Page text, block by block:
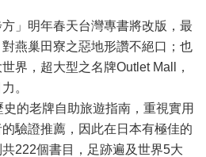
」明年春天台灣專書將改版，最
燕巢田寮之惡地形讚不絕口；也
界，超大型之名牌Outlet Mall，
。
史的老牌自助旅遊指南，重視實用
驗證推薦，因此在日本有極佳的
222個書目，足跡遍及世界5大